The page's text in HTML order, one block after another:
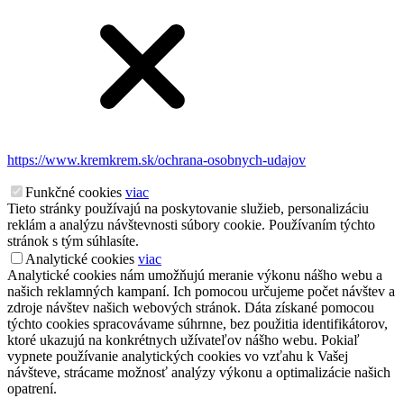
https://www.kremkrem.sk/ochrana-osobnych-udajov
Funkčné cookies viac
Tieto stránky používajú na poskytovanie služieb, personalizáciu
reklám a analýzu návštevnosti súbory cookie. Používaním týchto
stránok s tým súhlasíte.
Analytické cookies viac
Analytické cookies nám umožňujú meranie výkonu nášho webu a
našich reklamných kampaní. Ich pomocou určujeme počet návštev a
zdroje návštev našich webových stránok. Dáta získané pomocou
týchto cookies spracovávame súhrnne, bez použitia identifikátorov,
ktoré ukazujú na konkrétnych užívateľov nášho webu. Pokiaľ
vypnete používanie analytických cookies vo vzťahu k Vašej
návšteve, strácame možnosť analýzy výkonu a optimalizácie našich
opatrení.